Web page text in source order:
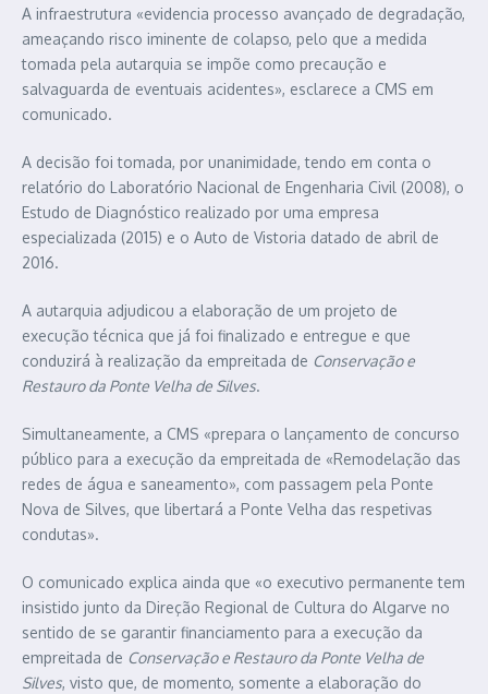
A infraestrutura «evidencia processo avançado de degradação,
ameaçando risco iminente de colapso, pelo que a medida
tomada pela autarquia se impõe como precaução e
salvaguarda de eventuais acidentes», esclarece a CMS em
comunicado.
A decisão foi tomada, por unanimidade, tendo em conta o
relatório do Laboratório Nacional de Engenharia Civil (2008), o
Estudo de Diagnóstico realizado por uma empresa
especializada (2015) e o Auto de Vistoria datado de abril de
2016.
A autarquia adjudicou a elaboração de um projeto de
execução técnica que já foi finalizado e entregue e que
conduzirá à realização da empreitada de Conservação e
Restauro da Ponte Velha de Silves.
Simultaneamente, a CMS «prepara o lançamento de concurso
público para a execução da empreitada de «Remodelação das
redes de água e saneamento», com passagem pela Ponte
Nova de Silves, que libertará a Ponte Velha das respetivas
condutas».
O comunicado explica ainda que «o executivo permanente tem
insistido junto da Direção Regional de Cultura do Algarve no
sentido de se garantir financiamento para a execução da
empreitada de Conservação e Restauro da Ponte Velha de
Silves, visto que, de momento, somente a elaboração do